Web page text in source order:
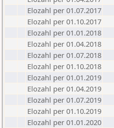
Elozahl per 01.07.2017
Elozahl per 01.10.2017
Elozahl per 01.01.2018
Elozahl per 01.04.2018
Elozahl per 01.07.2018
Elozahl per 01.10.2018
Elozahl per 01.01.2019
Elozahl per 01.04.2019
Elozahl per 01.07.2019
Elozahl per 01.10.2019
Elozahl per 01.01.2020